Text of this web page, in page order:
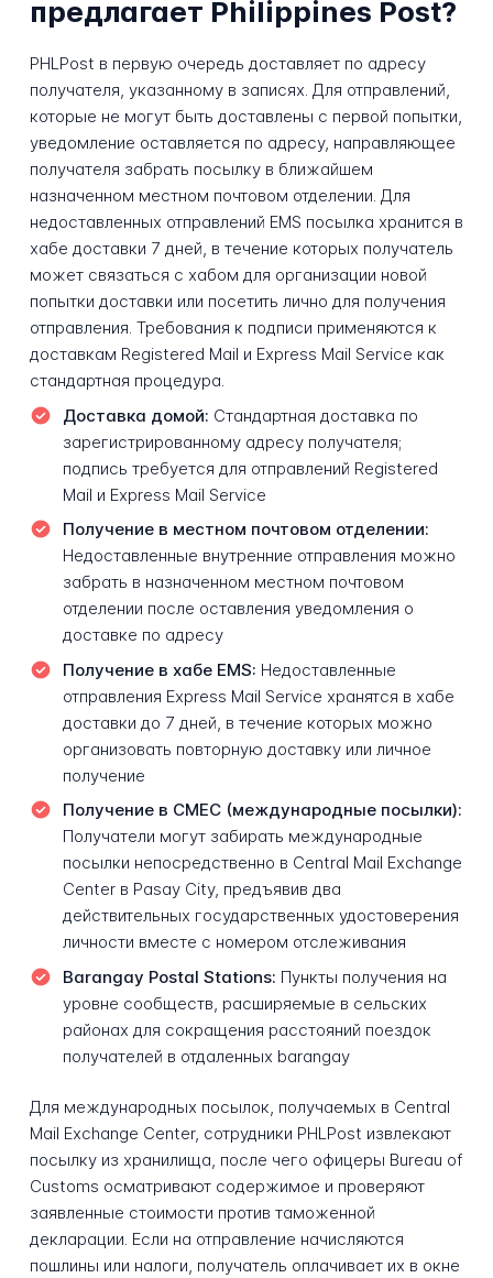
предлагает Philippines Post?
PHLPost в первую очередь доставляет по адресу
получателя, указанному в записях. Для отправлений,
которые не могут быть доставлены с первой попытки,
уведомление оставляется по адресу, направляющее
получателя забрать посылку в ближайшем
назначенном местном почтовом отделении. Для
недоставленных отправлений EMS посылка хранится в
хабе доставки 7 дней, в течение которых получатель
может связаться с хабом для организации новой
попытки доставки или посетить лично для получения
отправления. Требования к подписи применяются к
доставкам Registered Mail и Express Mail Service как
стандартная процедура.
Доставка домой: Стандартная доставка по
зарегистрированному адресу получателя;
подпись требуется для отправлений Registered
Mail и Express Mail Service
Получение в местном почтовом отделении:
Недоставленные внутренние отправления можно
забрать в назначенном местном почтовом
отделении после оставления уведомления о
доставке по адресу
Получение в хабе EMS: Недоставленные
отправления Express Mail Service хранятся в хабе
доставки до 7 дней, в течение которых можно
организовать повторную доставку или личное
получение
Получение в CMEC (международные посылки):
Получатели могут забирать международные
посылки непосредственно в Central Mail Exchange
Center в Pasay City, предъявив два
действительных государственных удостоверения
личности вместе с номером отслеживания
Barangay Postal Stations: Пункты получения на
уровне сообществ, расширяемые в сельских
районах для сокращения расстояний поездок
получателей в отдаленных barangay
Для международных посылок, получаемых в Central
Mail Exchange Center, сотрудники PHLPost извлекают
посылку из хранилища, после чего офицеры Bureau of
Customs осматривают содержимое и проверяют
заявленные стоимости против таможенной
декларации. Если на отправление начисляются
пошлины или налоги, получатель оплачивает их в окне